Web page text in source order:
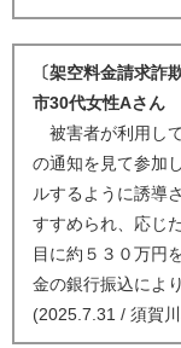
〔架空料金請求詐
市30代女性Aさん
被害者が利用し
の通知を見て参加
ルするように誘導
すすめられ、応じ
目に約５３０万円
金の銀行振込によ
(2025.7.31 / 須賀